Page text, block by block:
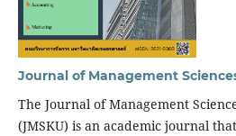
Journal of Management
The Journal of Management
(JMSKU) is an academic journal